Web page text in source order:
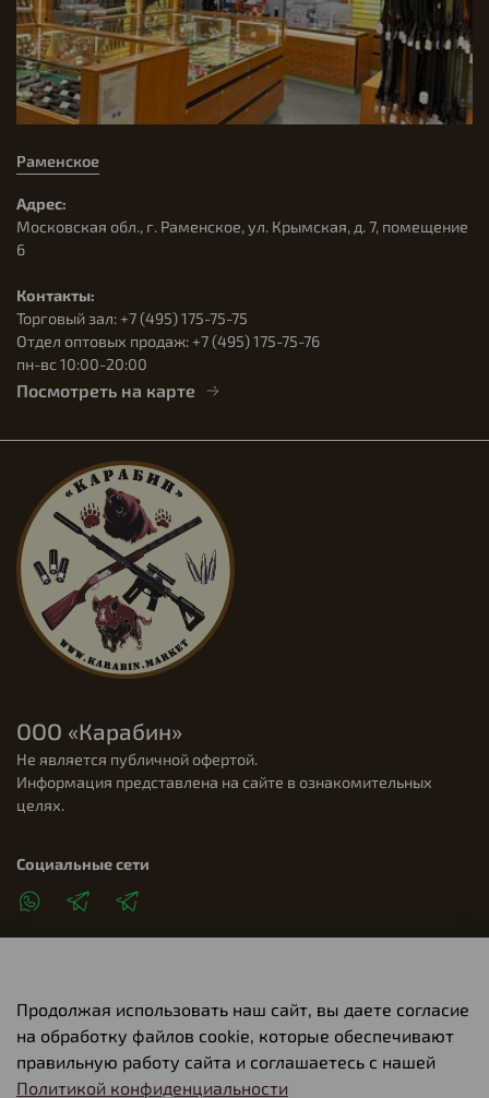
Раменское
Адрес:
Московская обл., г. Раменское, ул. Крымская, д. 7, помещение
6
Контакты:
Торговый зал: +7 (495) 175-75-75
Отдел оптовых продаж: +7 (495) 175-75-76
пн-вс 10:00-20:00
Посмотреть на карте
Клиентам
О компании
ООО «Карабин»
Не является публичной офертой.
Информация представлена на сайте в ознакомительных
целях.
Социальные сети
Продолжая использовать наш сайт, вы даете согласие
на обработку файлов cookie, которые обеспечивают
правильную работу сайта и соглашаетесь с нашей
Политикой конфиденциальности